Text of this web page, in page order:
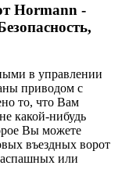
Hormann -
в управлении
приводом с
то, что Вам
какой-нибудь
Вы можете
въездных ворот
или